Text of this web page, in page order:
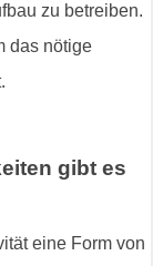
zu betreiben.
das nötige
gibt es
eine Form von